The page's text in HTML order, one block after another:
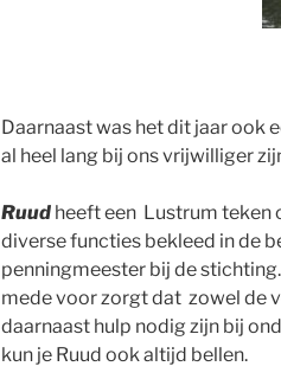
Daarnaast was het dit jaar ook
al heel lang bij ons vrijwilliger
Ruud heeft een Lustrum teken
diverse functies bekleed in de
penningmeester bij de
mede voor zorgt dat zowel de
daarnaast hulp nodig zijn bij
kun je Ruud ook altijd bellen.